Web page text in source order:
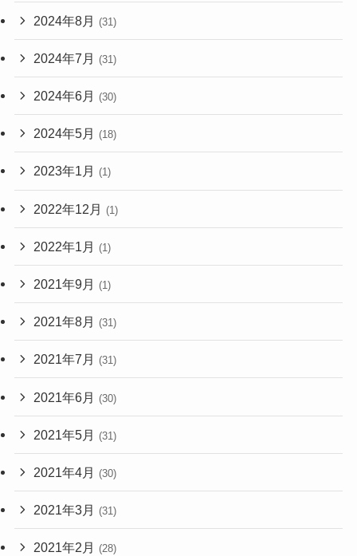
2024年8月 (31)
2024年7月 (31)
2024年6月 (30)
2024年5月 (18)
2023年1月 (1)
2022年12月 (1)
2022年1月 (1)
2021年9月 (1)
2021年8月 (31)
2021年7月 (31)
2021年6月 (30)
2021年5月 (31)
2021年4月 (30)
2021年3月 (31)
2021年2月 (28)